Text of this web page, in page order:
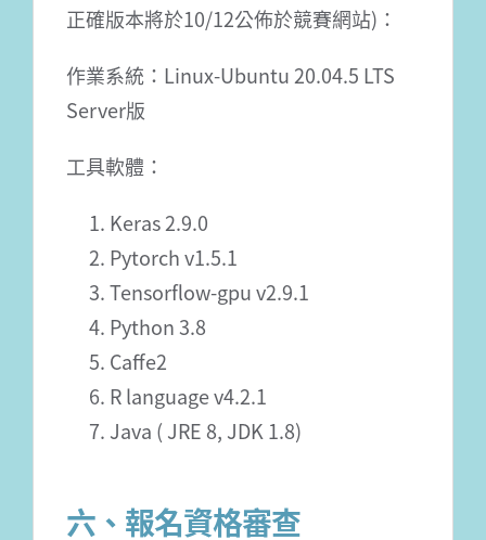
正確版本將於10/12公佈於競賽網站)：
作業系統：Linux-Ubuntu 20.04.5 LTS
Server版
工具軟體：
Keras 2.9.0
Pytorch v1.5.1
Tensorflow-gpu v2.9.1
Python 3.8
Caffe2
R language v4.2.1
Java ( JRE 8, JDK 1.8)
六、報名資格審查